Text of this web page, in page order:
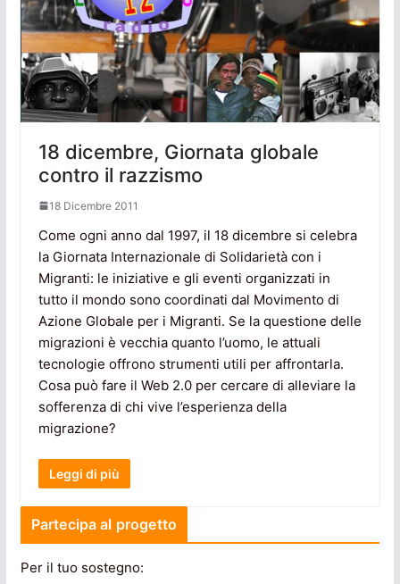
18 dicembre, Giornata globale
contro il razzismo
18 Dicembre 2011
Come ogni anno dal 1997, il 18 dicembre si celebra
la Giornata Internazionale di Solidarietà con i
Migranti: le iniziative e gli eventi organizzati in
tutto il mondo sono coordinati dal Movimento di
Azione Globale per i Migranti. Se la questione delle
migrazioni è vecchia quanto l’uomo, le attuali
tecnologie offrono strumenti utili per affrontarla.
Cosa può fare il Web 2.0 per cercare di alleviare la
sofferenza di chi vive l’esperienza della
migrazione?
Leggi di più
Partecipa al progetto
Per il tuo sostegno: